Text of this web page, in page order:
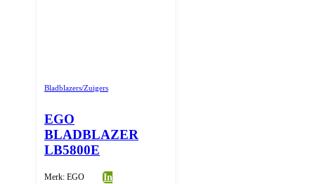
Bladblazers/Zuigers
EGO
BLADBLAZER
LB5800E
Merk: EGO
In